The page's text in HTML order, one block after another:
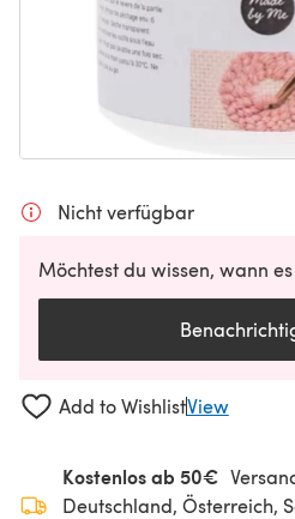
Nicht verfügbar
Möchtest du wissen, wann
Add to WishlistView
Kostenlos ab 50€
Deutschland, Österreich,